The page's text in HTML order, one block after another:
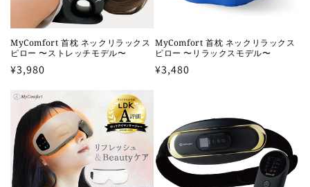
MyComfort 首枕 ネックリラックス
ピロー 〜ストレッチモデル〜
通
価
格
¥3,980
MyComfort 首枕 ネックリラックス
ピロー 〜リラックスモデル〜
通
¥3,480